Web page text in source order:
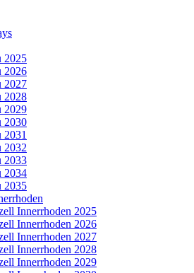
2025
2026
2027
2028
2029
2030
2031
2032
2033
2034
2035
Innerrhoden 2025
Innerrhoden 2026
Innerrhoden 2027
Innerrhoden 2028
Innerrhoden 2029